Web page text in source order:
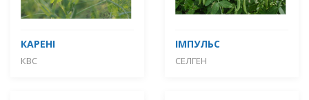
КАРЕНІ
КВС
ІМПУЛЬС
СЕЛГЕН